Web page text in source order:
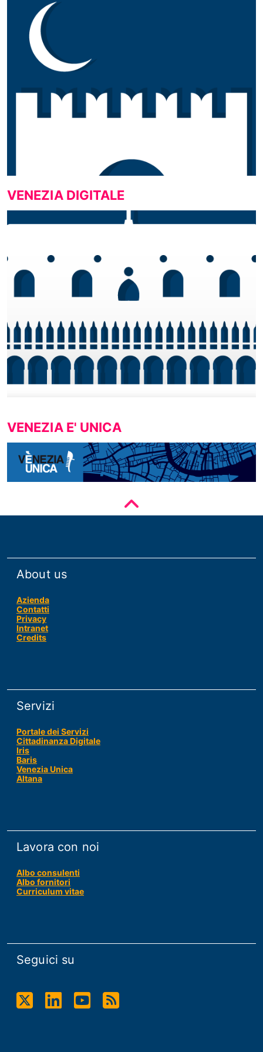
VENEZIA DIGITALE
VENEZIA E' UNICA
About us
Azienda
Contatti
Privacy
Intranet
Credits
Servizi
Portale dei Servizi
Cittadinanza Digitale
Iris
Baris
Venezia Unica
Altana
Lavora con noi
Albo consulenti
Albo fornitori
Curriculum vitae
Seguici su
TwitterLinkdinYoutube